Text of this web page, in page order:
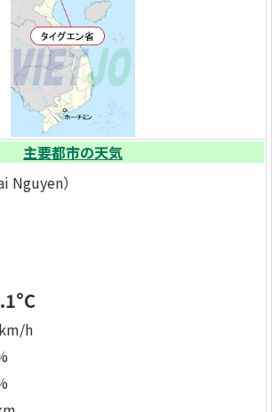
主要都市の天気
Nguyen）
h